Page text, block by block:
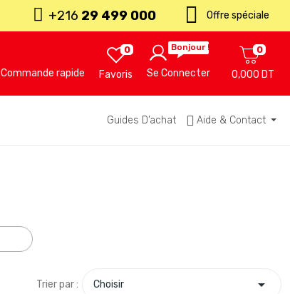
+216 29 499 000 Offre spéciale
Commande rapide Favoris
0 Bonjour !
Se Connecter 0,000 DT
0
Guides D’achat Aide & Contact
Trier par : Choisir 